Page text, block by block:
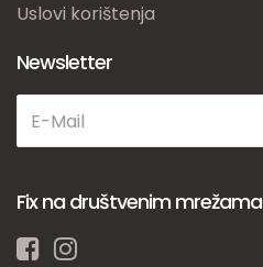
Uslovi korištenja
Newsletter
Fix na društvenim mrežama